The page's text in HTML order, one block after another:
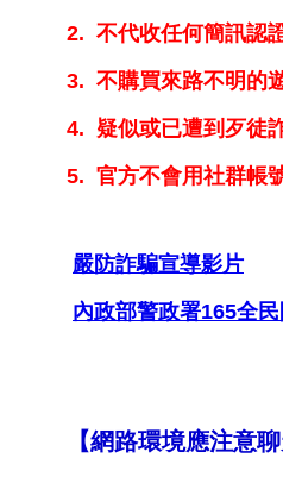
2. 不代收任何簡訊認
3. 不購買來路不明的
4. 疑似或已遭到歹徒
5. 官方不會用社群帳
嚴防詐騙宣導影片
內政部警政署165全
【網路環境應注意